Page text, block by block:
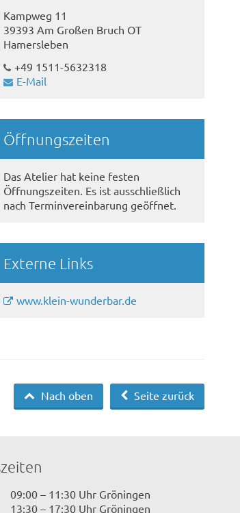
Kampweg 11
39393 Am Großen Bruch OT
Hamersleben
+49 1511-5632318
E-Mail
Öffnungszeiten
Das Atelier hat keine festen
Öffnungszeiten. Es ist ausschließlich
nach Terminvereinbarung geöffnet.
Externe Links
www.klein-wunderbar.de
Seite zurück
Nach oben
09:00 – 11:30 Uhr Gröningen
13:30 – 17:30 Uhr Gröningen